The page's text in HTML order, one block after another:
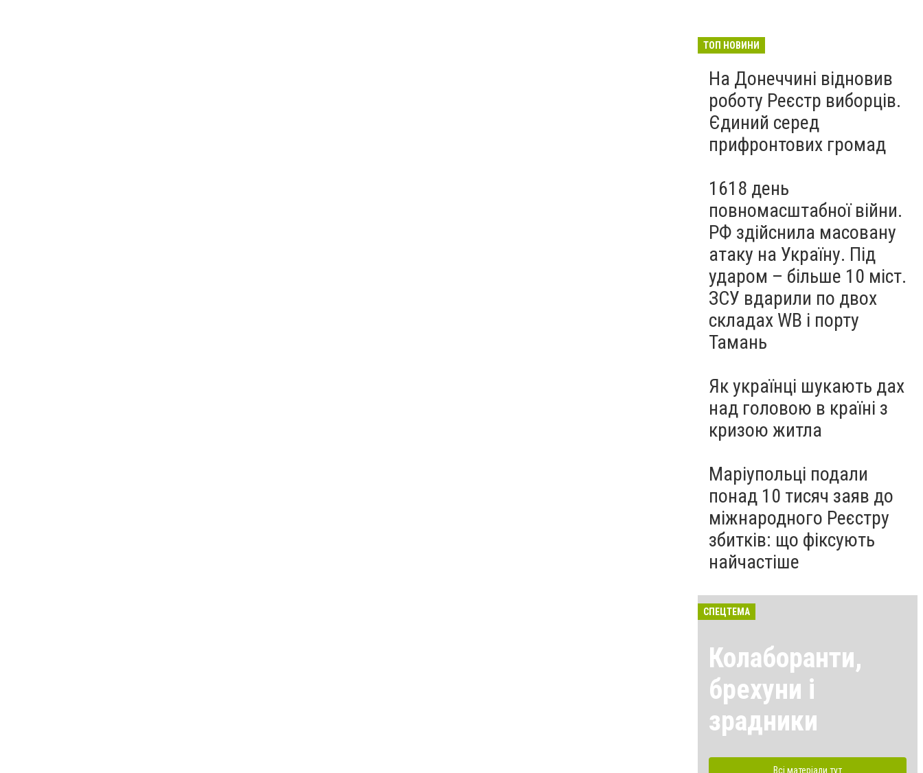
Бєдняков зіграє тата
новому українському
фільмі, - ФОТО
Вчора
ТОП НОВИНИ
На Донеччині відновив
роботу Реєстр виборців.
Єдиний серед
прифронтових громад
1618 день
повномасштабної війни.
РФ здійснила масовану
атаку на Україну. Під
ударом – більше 10 міст.
ЗСУ вдарили по двох
складах WB і порту
Тамань
Як українці шукають дах
над головою в країні з
кризою житла
Маріупольці подали
понад 10 тисяч заяв до
міжнародного Реєстру
збитків: що фіксують
найчастіше
СПЕЦТЕМА
Колаборанти,
брехуни і
зрадники
Всі матеріали тут